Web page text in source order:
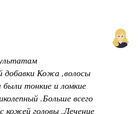
добавки Кожа ,волосы
тонкие и ломкие
.Больше всего
кожей головы .Лечение